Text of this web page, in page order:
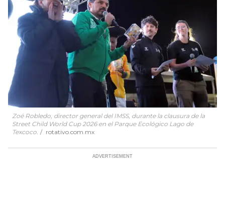
Zoé Robledo, director general del IMSS, durante la clausura de la
Street Child World Cup 2026 en el Parque Ecológico Lago de
Texcoco.
rotativo.com.mx